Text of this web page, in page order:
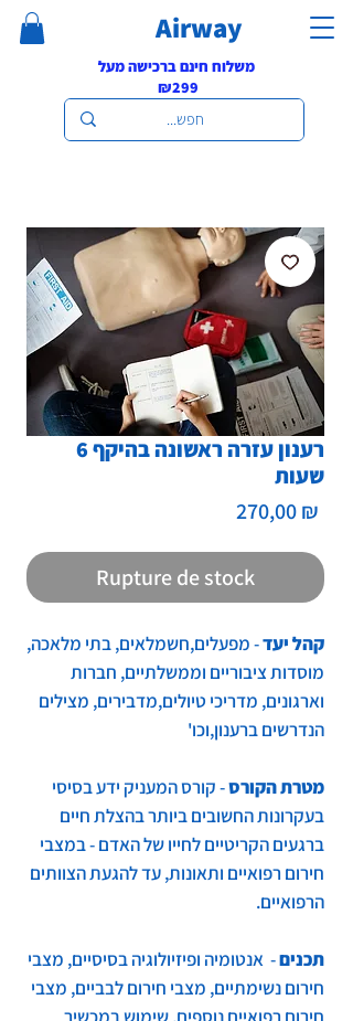
Airway
משלוח חינם ברכישה מעל
₪299
רענון עזרה ראשונה בהיקף 6
שעות
270,00 ₪
Rupture de stock
קהל יעד- מפעלים,חשמלאים, בתי מלאכה,
מוסדות ציבוריים וממשלתיים, חברות
וארגונים, מדריכי טיולים,מדבירים, מצילים
הנדרשים ברענון,וכו'
מטרת הקורס- קורס המעניק ידע בסיסי
בעקרונות החשובים ביותר בהצלת חיים
ברגעים הקריטיים לחייו של האדם - במצבי
חירום רפואיים ותאונות, עד להגעת הצוותים
הרפואיים.
תכנים- אנטומיה ופיזיולוגיה בסיסיים, מצבי
חירום נשימתיים, מצבי חירום לבביים, מצבי